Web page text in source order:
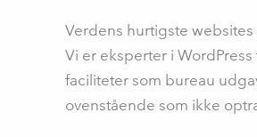
Verdens hurtigste
Vi er eksperter i
faciliteter som bureau
ovenstående som ikke